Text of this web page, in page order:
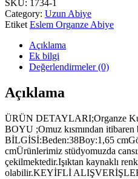
SKU: 1734-1
Category: Uzun Abiye
Etiket Eslem Organze Abiye
Açıklama
Ek bilgi
Değerlendirmeler (0)
Açıklama
ÜRÜN DETAYLARI;Organze
BOYU ;Omuz kısmından
BİLGİSİ:Beden:38Boy:1,65
cmÜrünlerimiz stüdyomuzda
çekilmektedir.Işıktan kaynaklı
olabilir.KEYİFLİ